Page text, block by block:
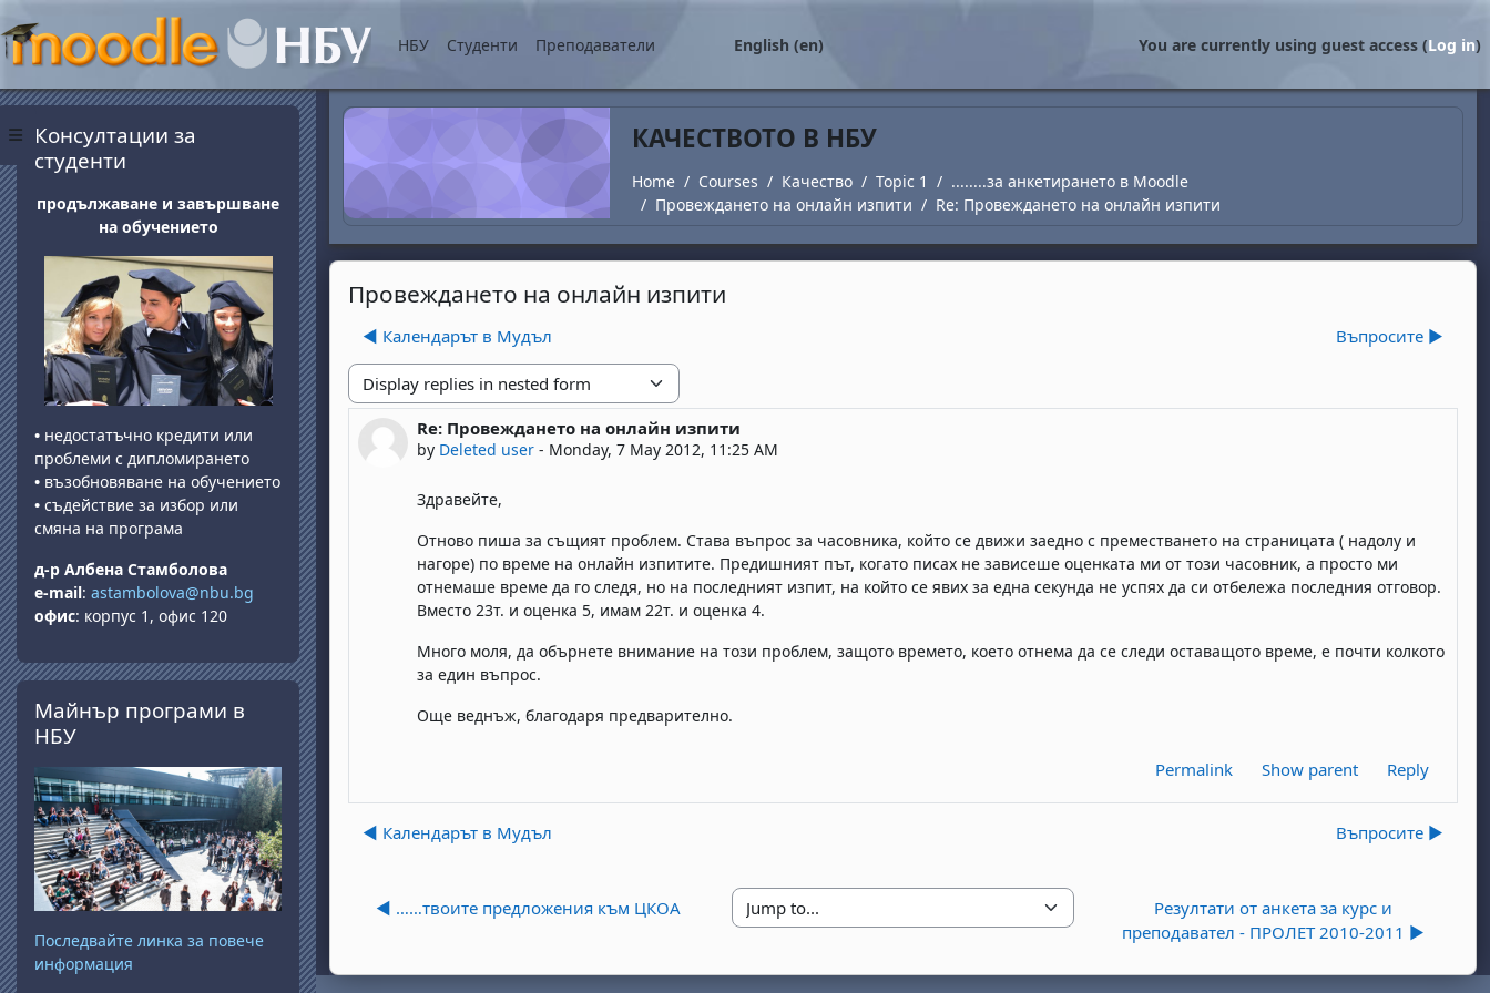
Side panel
НБУ Студенти Преподаватели English ‎(en)‎ You are currently using guest access (Log in)
КАЧЕСТВОТО В НБУ
Home Courses Качество Topic 1
........за анкетирането в Moodle
Провеждането на онлайн изпити
Re: Провеждането на онлайн изпити
Провеждането на онлайн изпити
◀︎ Календарът в Мудъл Въпросите ▶︎
Display mode
Re: Провеждането на онлайн изпити
by Deleted user - Monday, 7 May 2012, 11:25 AM
Number of replies: 0
Здравейте,
Отново пиша за същият проблем. Става въпрос за часовника, който се движи заедно с преместването на страницата ( надолу и
нагоре) по време на онлайн изпитите. Предишният път, когато писах не зависеше оценката ми от този часовник, а просто ми
отнемаше време да го следя, но на последният изпит, на който се явих за една секунда не успях да си отбележа последния отговор.
Вместо 23т. и оценка 5, имам 22т. и оценка 4.
Много моля, да обърнете внимание на този проблем, защото времето, което отнема да се следи оставащото време, е почти колкото
за един въпрос.
Още веднъж, благодаря предварително.
Permalink Show parent Reply
◀︎ Календарът в Мудъл Въпросите ▶︎
◀︎ ……твоите предложения към ЦКОА Jump to...
Резултати от анкета за курс и
преподавател - ПРОЛЕТ 2010-2011 ▶︎
Blocks
Консултации за
студенти
продължаване и завършване
на обучението
• недостатъчно кредити или
проблеми с дипломирането
• възобновяване на обучението
• съдействие за избор или
смяна на програма
д-р Албена Стамболова
e-mail: astambolova@nbu.bg
офис: корпус 1, офис 120
Skip Майнър програми в НБУ
Майнър програми в
НБУ
Последвайте линка за повече
информация